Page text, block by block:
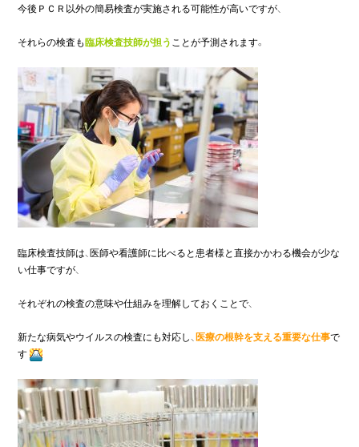
今後ＰＣＲ 以外の簡易検査が実施される可能性が高いですが、
それらの検査も臨床検査技師が担うことが予測されます。
臨床検査技師は、医師や看護師に比べると患者様と直接かかわる機会が少な
い仕事ですが、
それぞれの検査の意味や仕組みを理解しておくことで、
新たな病気やウイルスの検査にも対応し、医療の根幹を支える重要な仕事で
す